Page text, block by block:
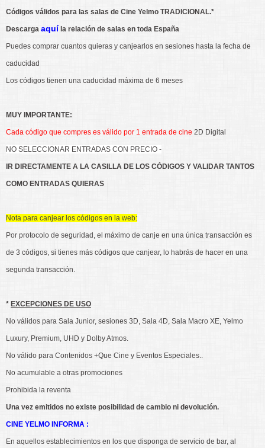
Códigos válidos para las salas de Cine Yelmo TRADICIONAL.*
Descarga aquí la relación de salas en toda España
Puedes comprar cuantos quieras y canjearlos en sesiones hasta la fecha de
caducidad
Los códigos tienen una caducidad máxima de 6 meses
MUY IMPORTANTE:
Cada código que compres es válido por 1 entrada de cine 2D Digital
NO SELECCIONAR ENTRADAS CON PRECIO -
IR DIRECTAMENTE A LA CASILLA DE LOS CÓDIGOS Y VALIDAR TANTOS
COMO ENTRADAS QUIERAS
Nota para canjear los códigos en la web:
Por protocolo de seguridad, el máximo de canje en una única transacción es
de 3 códigos, si tienes más códigos que canjear, lo habrás de hacer en una
segunda transacción.
* EXCEPCIONES DE USO
No válidos para Sala Junior, sesiones 3D, Sala 4D, Sala Macro XE, Yelmo
Luxury, Premium, UHD y Dolby Atmos.
No válido para Contenidos +Que Cine y Eventos Especiales..
No acumulable a otras promociones
Prohibida la reventa
Una vez emitidos no existe posibilidad de cambio ni devolución.
CINE YELMO INFORMA :
En aquellos establecimientos en los que disponga de servicio de bar, al